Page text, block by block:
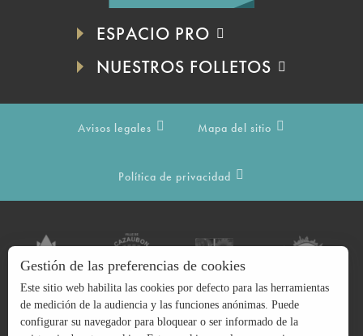
ESPACIO PRO
NUESTROS FOLLETOS
Avisos legales Mapa del sitio
Política de privacidad
Gestión de las preferencias de cookies
Este sitio web habilita las cookies por defecto para las herramientas
de medición de la audiencia y las funciones anónimas. Puede
configurar su navegador para bloquear o ser informado de la